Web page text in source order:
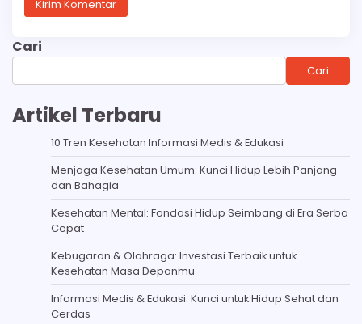
Cari
Cari
Artikel Terbaru
10 Tren Kesehatan Informasi Medis & Edukasi
Menjaga Kesehatan Umum: Kunci Hidup Lebih Panjang
dan Bahagia
Kesehatan Mental: Fondasi Hidup Seimbang di Era Serba
Cepat
Kebugaran & Olahraga: Investasi Terbaik untuk
Kesehatan Masa Depanmu
Informasi Medis & Edukasi: Kunci untuk Hidup Sehat dan
Cerdas